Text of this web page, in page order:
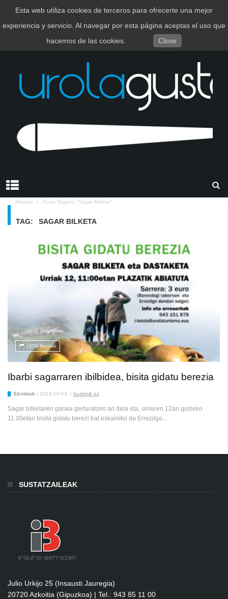
EUSKARA ESPAÑOL
Hasiera Posts Tagged "sagar Bilketa"
TAG: SAGAR BILKETA
1659 Ikusiak
Ibarbi sagarraren ibilbidea, bisita gidatu berezia
Ekintzak / 2019-10-03 / Iruzkinik ez
Sagar bilketaren garaia gerturatzen ari dela eta, urriaren 12an goizeko
11.00etan bisita gidatu berezi bat eskainiko da Errezilgo...
SUSTATZAILEAK
Julio Urkijo 25 (Insausti Jauregia)
20720 Azkoitia (Gipuzkoa) | Tel.: 943 85 11 00
Esta web utiliza cookies de terceros para ofrecerte una mejor
experiencia y servicio. Al navegar por esta página aceptas el uso que
hacemos de las cookies.
Close